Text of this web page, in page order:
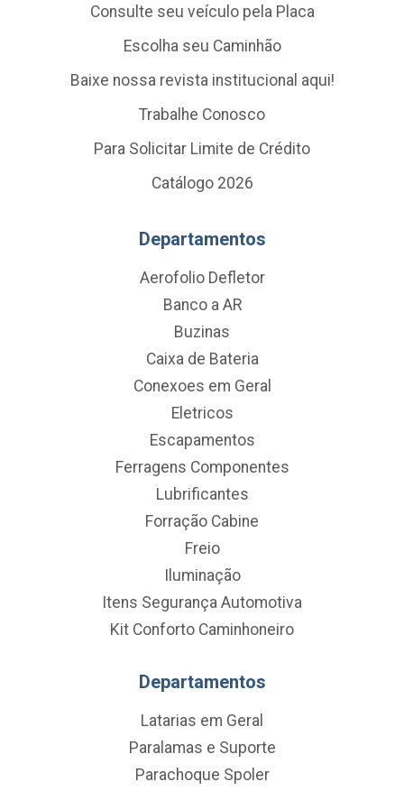
Consulte seu veículo pela Placa
Escolha seu Caminhão
Baixe nossa revista institucional aqui!
Trabalhe Conosco
Para Solicitar Limite de Crédito
Catálogo 2026
Departamentos
Aerofolio Defletor
Banco a AR
Buzinas
Caixa de Bateria
Conexoes em Geral
Eletricos
Escapamentos
Ferragens Componentes
Lubrificantes
Forração Cabine
Freio
Iluminação
Itens Segurança Automotiva
Kit Conforto Caminhoneiro
Departamentos
Latarias em Geral
Paralamas e Suporte
Parachoque Spoler